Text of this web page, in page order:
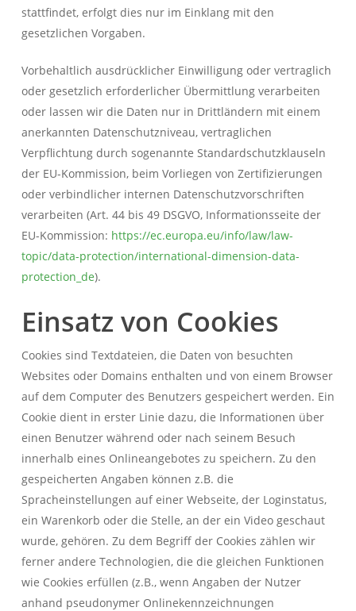
stattfindet, erfolgt dies nur im Einklang mit den
gesetzlichen Vorgaben.
Vorbehaltlich ausdrücklicher Einwilligung oder vertraglich
oder gesetzlich erforderlicher Übermittlung verarbeiten
oder lassen wir die Daten nur in Drittländern mit einem
anerkannten Datenschutzniveau, vertraglichen
Verpflichtung durch sogenannte Standardschutzklauseln
der EU-Kommission, beim Vorliegen von Zertifizierungen
oder verbindlicher internen Datenschutzvorschriften
verarbeiten (Art. 44 bis 49 DSGVO, Informationsseite der
EU-Kommission: https://ec.europa.eu/info/law/law-
topic/data-protection/international-dimension-data-
protection_de).
Einsatz von Cookies
Cookies sind Textdateien, die Daten von besuchten
Websites oder Domains enthalten und von einem Browser
auf dem Computer des Benutzers gespeichert werden. Ein
Cookie dient in erster Linie dazu, die Informationen über
einen Benutzer während oder nach seinem Besuch
innerhalb eines Onlineangebotes zu speichern. Zu den
gespeicherten Angaben können z.B. die
Spracheinstellungen auf einer Webseite, der Loginstatus,
ein Warenkorb oder die Stelle, an der ein Video geschaut
wurde, gehören. Zu dem Begriff der Cookies zählen wir
ferner andere Technologien, die die gleichen Funktionen
wie Cookies erfüllen (z.B., wenn Angaben der Nutzer
anhand pseudonymer Onlinekennzeichnungen